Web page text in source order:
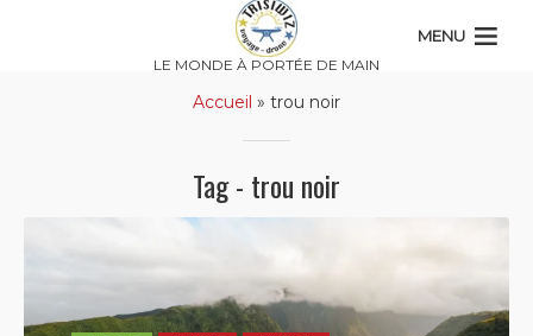
LE MONDE À PORTÉE DE MAIN
MENU
Accueil » trou noir
Tag - trou noir